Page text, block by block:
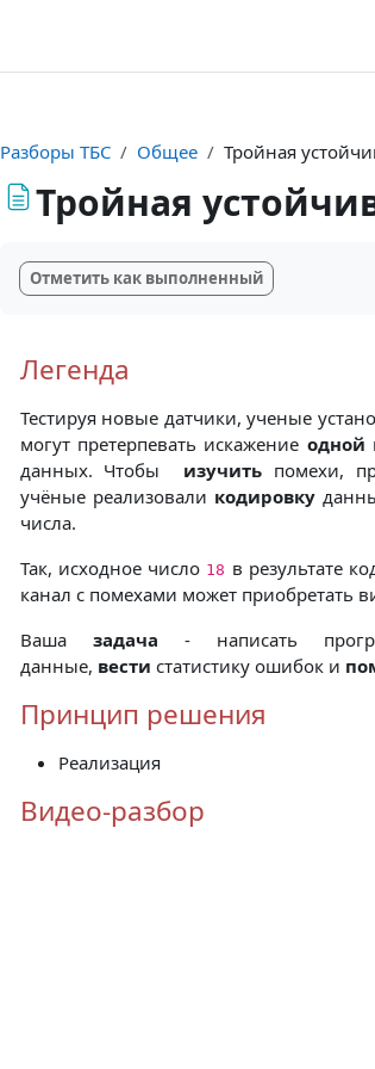
Разборы ТБС Общее Тройная
Тройная
Отметить как выполненный
Легенда
Тестируя новые датчики, ученые
могут претерпевать искажение одной
данных. Чтобы изучить помехи,
учёные реализовали кодировку
числа.
Так, исходное число 18 в результате
канал с помехами может приобретать
Ваша задача - написать
данные, вести статистику ошибок и
Принцип решения
Реализация
Видео-разбор